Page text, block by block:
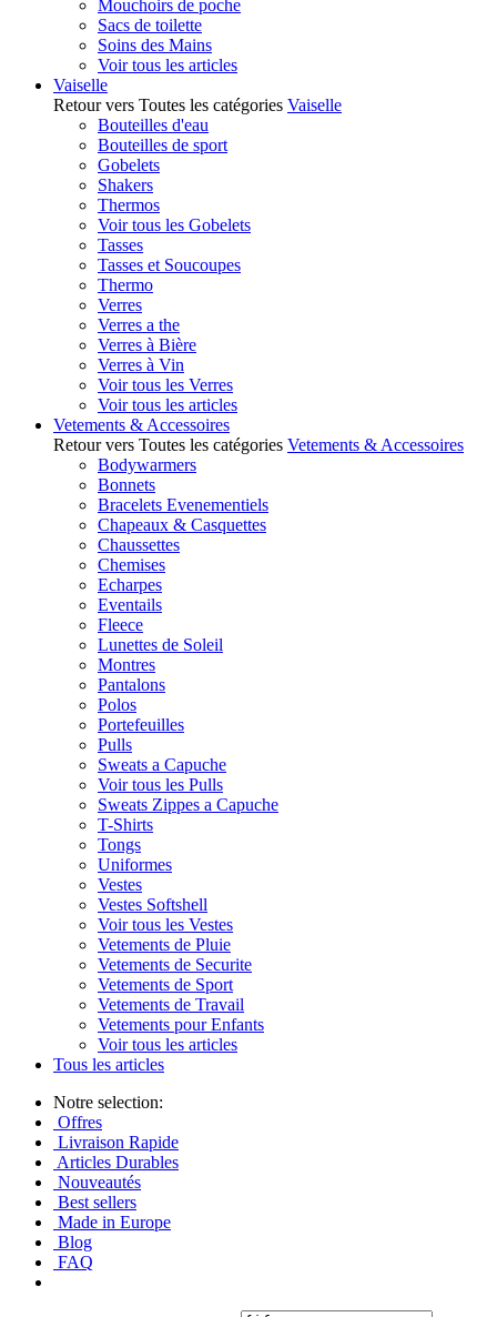
Mouchoirs de poche
Sacs de toilette
Soins des Mains
Voir tous les articles
Vaiselle
Retour vers Toutes les catégories Vaiselle
Bouteilles d'eau
Bouteilles de sport
Gobelets
Shakers
Thermos
Voir tous les Gobelets
Tasses
Tasses et Soucoupes
Thermo
Verres
Verres a the
Verres à Bière
Verres à Vin
Voir tous les Verres
Voir tous les articles
Vetements & Accessoires
Retour vers Toutes les catégories Vetements & Accessoires
Bodywarmers
Bonnets
Bracelets Evenementiels
Chapeaux & Casquettes
Chaussettes
Chemises
Echarpes
Eventails
Fleece
Lunettes de Soleil
Montres
Pantalons
Polos
Portefeuilles
Pulls
Sweats a Capuche
Voir tous les Pulls
Sweats Zippes a Capuche
T-Shirts
Tongs
Uniformes
Vestes
Vestes Softshell
Voir tous les Vestes
Vetements de Pluie
Vetements de Securite
Vetements de Sport
Vetements de Travail
Vetements pour Enfants
Voir tous les articles
Tous les articles
Notre selection:
Offres
Livraison Rapide
Articles Durables
Nouveautés
Best sellers
Made in Europe
Blog
FAQ